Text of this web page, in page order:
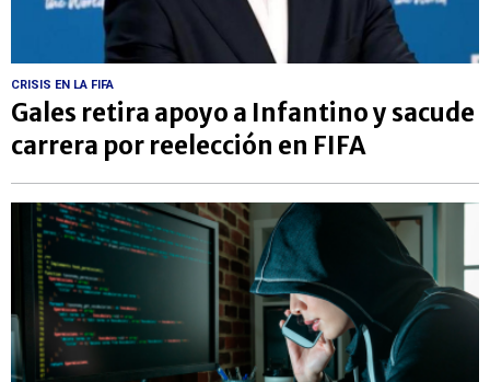
CRISIS EN LA FIFA
Gales retira apoyo a Infantino y sacude
carrera por reelección en FIFA